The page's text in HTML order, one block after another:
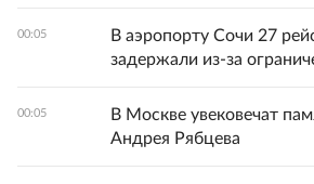
00:05
В аэропорту Сочи 27
задержали из-за
00:05
В Москве увековечат
Андрея Рябцева